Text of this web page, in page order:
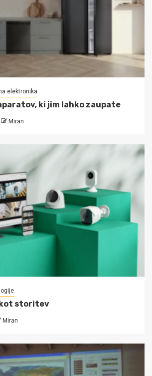
elektronika
ki jim lahko zaupate
Miran
storitev
Miran